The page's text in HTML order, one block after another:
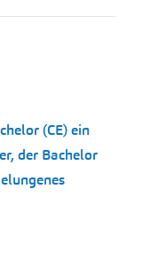
(CE) ein
der Bachelor